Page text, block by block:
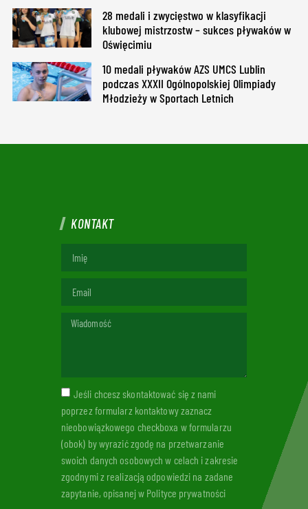
28 medali i zwycięstwo w klasyfikacji
klubowej mistrzostw – sukces pływaków w
Oświęcimiu
10 medali pływaków AZS UMCS Lublin
podczas XXXII Ogólnopolskiej Olimpiady
Młodzieży w Sportach Letnich
KONTAKT
Jeśli chcesz skontaktować się z nami
poprzez formularz kontaktowy zaznacz
nieobowiązkowego checkboxa w formularzu
(obok) by wyrazić zgodę na przetwarzanie
swoich danych osobowych w celach i zakresie
zgodnymi z realizacją odpowiedzi na zadane
zapytanie, opisanej w Polityce prywatności